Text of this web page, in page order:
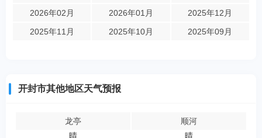
2026年02月
2026年01月
2025年12月
2025年11月
2025年10月 2025年09月
开封市其他地区天气预报
龙亭
晴
顺河
晴